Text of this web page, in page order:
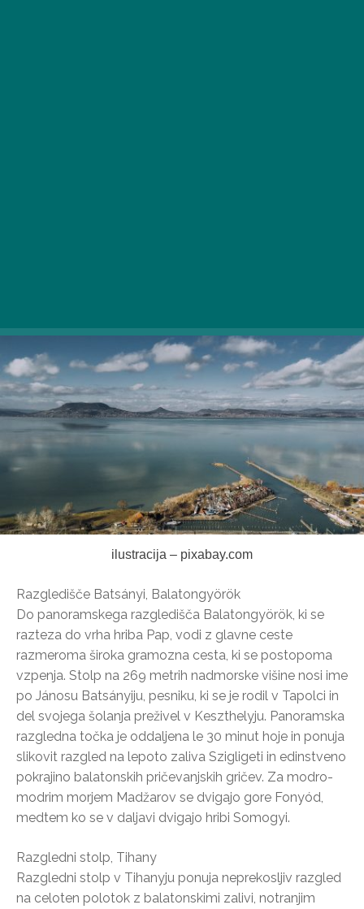
ilustracija – pixabay.com
Razgledišče Batsányi, Balatongyörök
Do panoramskega razgledišča Balatongyörök, ki se
razteza do vrha hriba Pap, vodi z glavne ceste
razmeroma široka gramozna cesta, ki se postopoma
vzpenja. Stolp na 269 metrih nadmorske višine nosi ime
po Jánosu Batsányiju, pesniku, ki se je rodil v Tapolci in
del svojega šolanja preživel v Keszthelyju. Panoramska
razgledna točka je oddaljena le 30 minut hoje in ponuja
slikovit razgled na lepoto zaliva Szigligeti in edinstveno
pokrajino balatonskih pričevanjskih gričev. Za modro-
modrim morjem Madžarov se dvigajo gore Fonyód,
medtem ko se v daljavi dvigajo hribi Somogyi.
Razgledni stolp, Tihany
Razgledni stolp v Tihanyju ponuja neprekosljiv razgled
na celoten polotok z balatonskimi zalivi, notranjim